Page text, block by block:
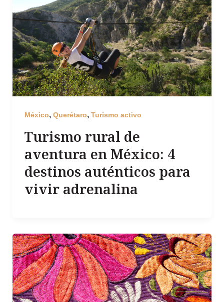
México, Querétaro, Turismo activo
Turismo rural de
aventura en México: 4
destinos auténticos para
vivir adrenalina